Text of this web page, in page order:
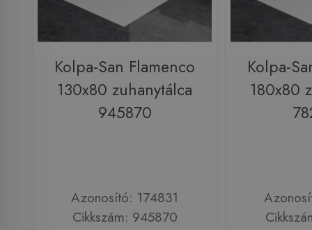
Kolpa-San Flamenco
130x80 zuhanytálca
945870
Azonosító: 174831
Cikkszám: 945870
Kolpa-
180x80